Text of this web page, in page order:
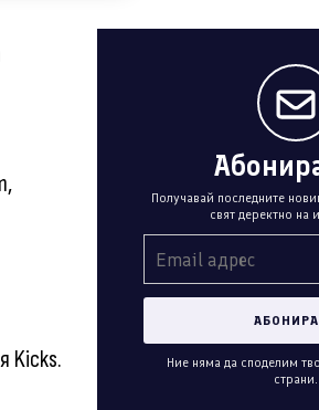
Kicks.
Получавай последните
свят деректно на
Ние няма да споделим
страни.